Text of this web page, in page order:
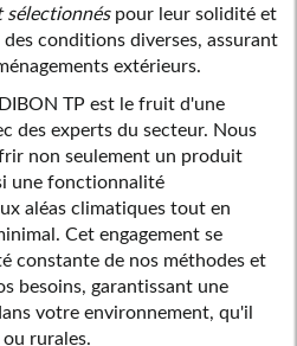
sélectionnéspour leur solidité et
conditions diverses, assurant
extérieurs.
TP est le fruit d'une
des experts du secteur. Nous
non seulement un produit
une fonctionnalité
aléas climatiques tout en
Cet engagement se
constante de nos méthodes et
besoins, garantissant une
votre environnement, qu'il
rurales.